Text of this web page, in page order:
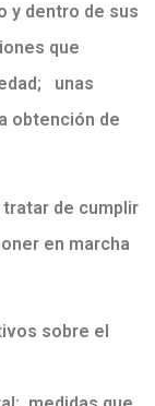
y dentro de sus
que
unas
obtención de
de cumplir
en marcha
sobre el